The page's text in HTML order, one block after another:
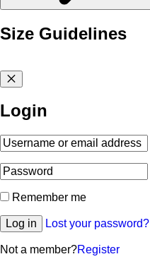
Size Guidelines
Login
Remember me
Log in Lost your password?
Not a member?Register